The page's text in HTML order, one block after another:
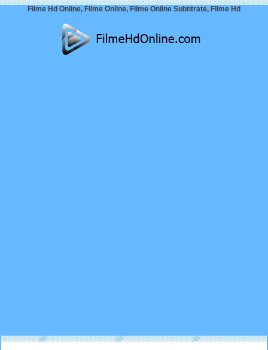
Filme Hd Online, Filme Online, Filme Online Subtitrate, Filme Hd